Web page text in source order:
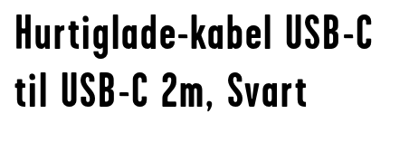
Hurtiglade-kabel USB-C
til USB-C 2m, Svart